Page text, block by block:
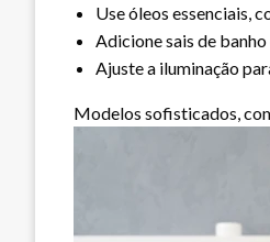
Use óleos essenciais,
Adicione sais de
Ajuste a iluminação
Modelos sofisticados,